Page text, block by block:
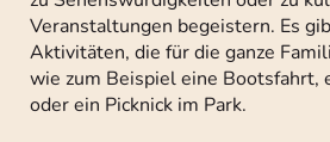
Veranstaltungen begeistern. Es
Aktivitäten, die für die ganze
wie zum Beispiel eine Bootsfahrt,
oder ein Picknick im Park.